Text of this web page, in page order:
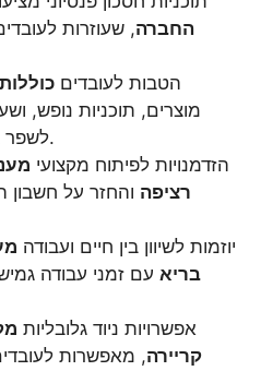
החברה, שעוזרות
הטבות לעובדים
מוצרים, תוכניות נופש,
לשפר את הרווחת הכללית.
הזדמנויות לפיתוח מקצועי
רציפה והחזר על חשבון
יוזמות לשיוון בין חיים ועבודה
בריא עם זמני עבודה
אפשרויות ניוד גלובליות
קריירה, מאפשרות